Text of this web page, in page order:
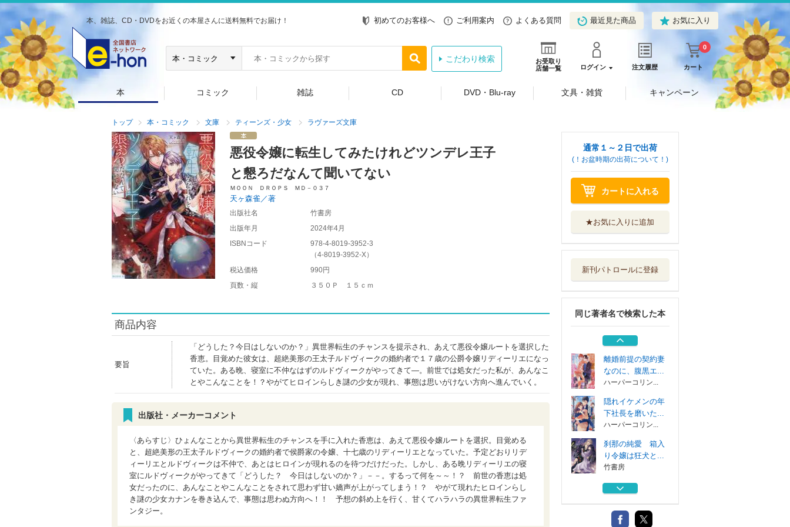
本、雑誌、CD・DVDをお近くの本屋さんに送料無料でお届け！ 初めてのお客様へ ご利用案内 よくある質問 最近見た商品 お気に入り
お受取り
店舗一覧
ログイン 注文履歴 カート
0
こだわり検索
本 コミック 雑誌 CD DVD・Blu-ray 文具・雑貨 キャンペーン
トップ 本・コミック 文庫 ティーンズ・少女 ラヴァーズ文庫
悪役令嬢に転生してみたけれどツンデレ王子
と懇ろだなんて聞いてない
ＭＯＯＮ ＤＲＯＰＳ ＭＤ－０３７
天ヶ森雀／著
出版社名
竹書房
出版年月
2024年4月
ISBNコード
978-4-8019-3952-3
（4-8019-3952-X）
税込価格
990円
頁数・縦
３５０Ｐ １５ｃｍ
商品内容
要旨
「どうした？今日はしないのか？」異世界転生のチャンスを提示され、あえて悪役令嬢ルートを選択した
香恵。目覚めた彼女は、超絶美形の王太子ルドヴィークの婚約者で１７歳の公爵令嬢リディーリエになっ
ていた。ある晩、寝室に不仲なはずのルドヴィークがやってきて―。前世では処女だった私が、あんなこ
とやこんなことを！？やがてヒロインらしき謎の少女が現れ、事態は思いがけない方向へ進んでいく。
出版社・メーカーコメント
〈あらすじ〉ひょんなことから異世界転生のチャンスを手に入れた香恵は、あえて悪役令嬢ルートを選択。目覚める
と、超絶美形の王太子ルドヴィークの婚約者で侯爵家の令嬢、十七歳のリディーリエとなっていた。予定どおりリデ
ィーリエとルドヴィークは不仲で、あとはヒロインが現れるのを待つだけだった。しかし、ある晩リディーリエの寝
室にルドヴィークがやってきて「どうした？ 今日はしないのか？」－－。するって何を～～！？ 前世の香恵は処
女だったのに、あんなことやこんなことをされて思わず甘い嬌声が上がってしまう！？ やがて現れたヒロインらし
き謎の少女カナンを巻き込んで、事態は思わぬ方向へ！！ 予想の斜め上を行く、甘くてハラハラの異世界転生ファ
ンタジー。
通常１～２日で出荷
(！お盆時期の出荷について！)
カートに入れる
★お気に入りに追加
新刊パトロールに登録
同じ著者名で検索した本
刹那の純愛 箱入
り令嬢は狂犬と...
魔王の娘と白鳥の
竹書房
純情欲望スイート
マニュアル 処...
竹書房
離婚前提の契約妻
なのに、腹黒エ...
ハーパーコリン...
隠れイケメンの年
下社長を磨いた...
ハーパーコリン...
刹那の純愛 箱入
り令嬢は狂犬と...
竹書房
魔王の娘と白鳥の
竹書房